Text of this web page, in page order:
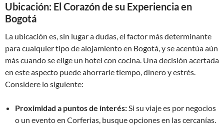
Ubicación: El Corazón de su Experiencia en
Bogotá
La ubicación es, sin lugar a dudas, el factor más determinante
para cualquier tipo de alojamiento en Bogotá, y se acentúa aún
más cuando se elige un hotel con cocina. Una decisión acertada
en este aspecto puede ahorrarle tiempo, dinero y estrés.
Considere lo siguiente:
Proximidad a puntos de interés:Si su viaje es por negocios
o un evento en Corferias, busque opciones en las cercanías.